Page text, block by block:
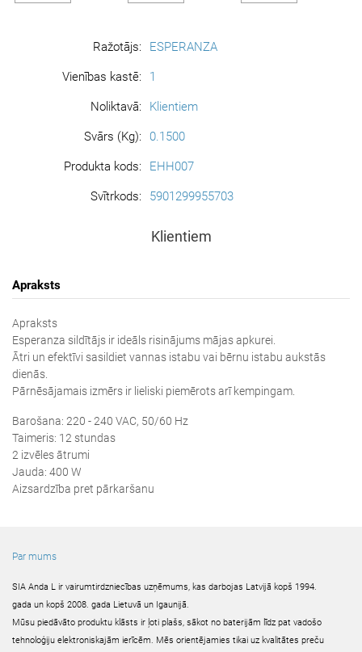
Ražotājs: ESPERANZA
Vienības kastē: 1
Noliktavā: Klientiem
Svārs (Kg): 0.1500
Produkta kods: EHH007
Svītrkods: 5901299955703
Klientiem
Apraksts
Apraksts
Esperanza sildītājs ir ideāls risinājums mājas apkurei.
Ātri un efektīvi sasildiet vannas istabu vai bērnu istabu aukstās
dienās.
Pārnēsājamais izmērs ir lieliski piemērots arī kempingam.
Barošana: 220 - 240 VAC, 50/60 Hz
Taimeris: 12 stundas
2 izvēles ātrumi
Jauda: 400 W
Aizsardzība pret pārkaršanu
Par mums
SIA Anda L ir vairumtirdzniecības uzņēmums, kas darbojas Latvijā kopš 1994.
gada un kopš 2008. gada Lietuvā un Igaunijā.
Mūsu piedāvāto produktu klāsts ir ļoti plašs, sākot no baterijām līdz pat vadošo
tehnoloģiju elektroniskajām ierīcēm. Mēs orientējamies tikai uz kvalitātes preču